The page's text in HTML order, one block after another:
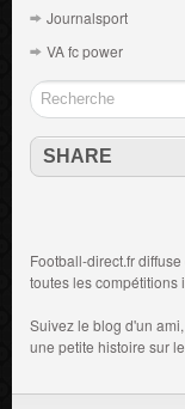
Journalsport
VA fc power
SHARE
Football-direct.fr
toutes les compétitions
Suivez le blog d'un
une petite histoire sur